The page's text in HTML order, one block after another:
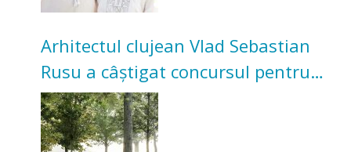
Arhitectul clujean Vlad Sebastian
Rusu a câștigat concursul pentru
transformarea Grădinii Casei
Universitarilor